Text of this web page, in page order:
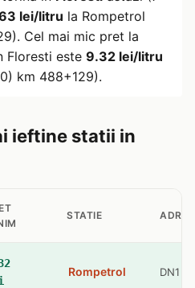
lei/litru la Rompetrol
Cel mai mic pret la
Floresti este 9.32 lei/litru
km 488+129).
ieftine statii in
STATIE
Rompetrol DN1